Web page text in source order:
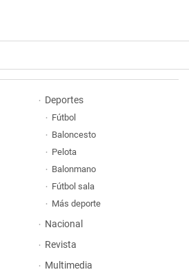
Deportes
Fútbol
Baloncesto
Pelota
Balonmano
Fútbol sala
Más deporte
Nacional
Revista
Multimedia